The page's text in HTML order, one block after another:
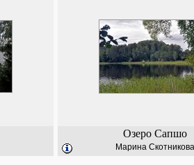
Озеро Сапшо
Марина Скотникова